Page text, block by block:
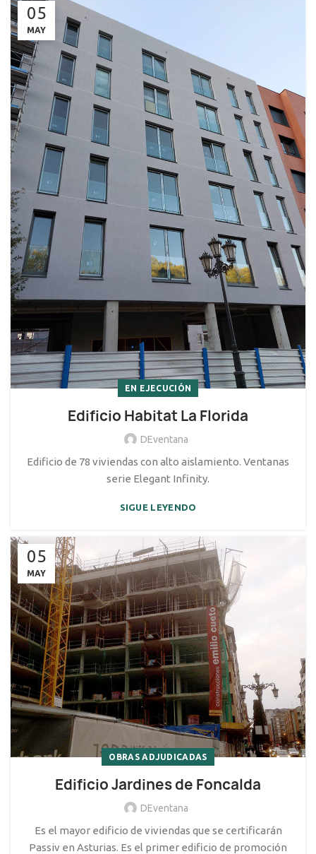
05
MAY
EN EJECUCIÓN
Edificio Habitat La Florida
DEventana
Edificio de 78 viviendas con alto aislamiento. Ventanas
serie Elegant Infinity.
SIGUE LEYENDO
05
MAY
OBRAS ADJUDICADAS
Edificio Jardines de Foncalda
DEventana
Es el mayor edificio de viviendas que se certificarán
Passiv en Asturias. Es el primer edificio de promoción